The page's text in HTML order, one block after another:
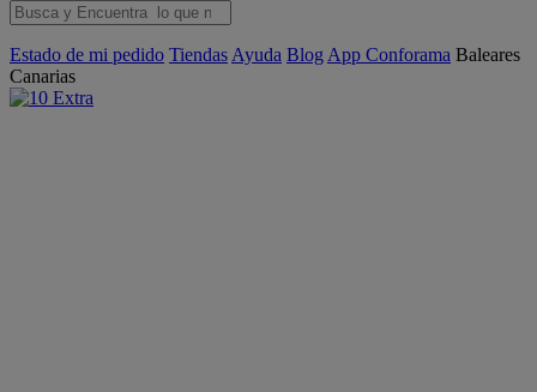
Estado de mi pedido Tiendas Ayuda Blog App Conforama Baleares
Canarias